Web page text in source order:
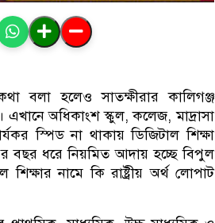
বলা হলেও সাতক্ষীরার কালিগঞ্জ
এখানে অধিকাংশ স্কুল, কলেজ, মাদ্রাসা
স্পিড না থাকায় ডিজিটাল শিক্ষা
বছর ধরে নিয়মিত আদায় হচ্ছে বিপুল
শিক্ষার নামে কি রাষ্ট্রীয় অর্থ লোপাট